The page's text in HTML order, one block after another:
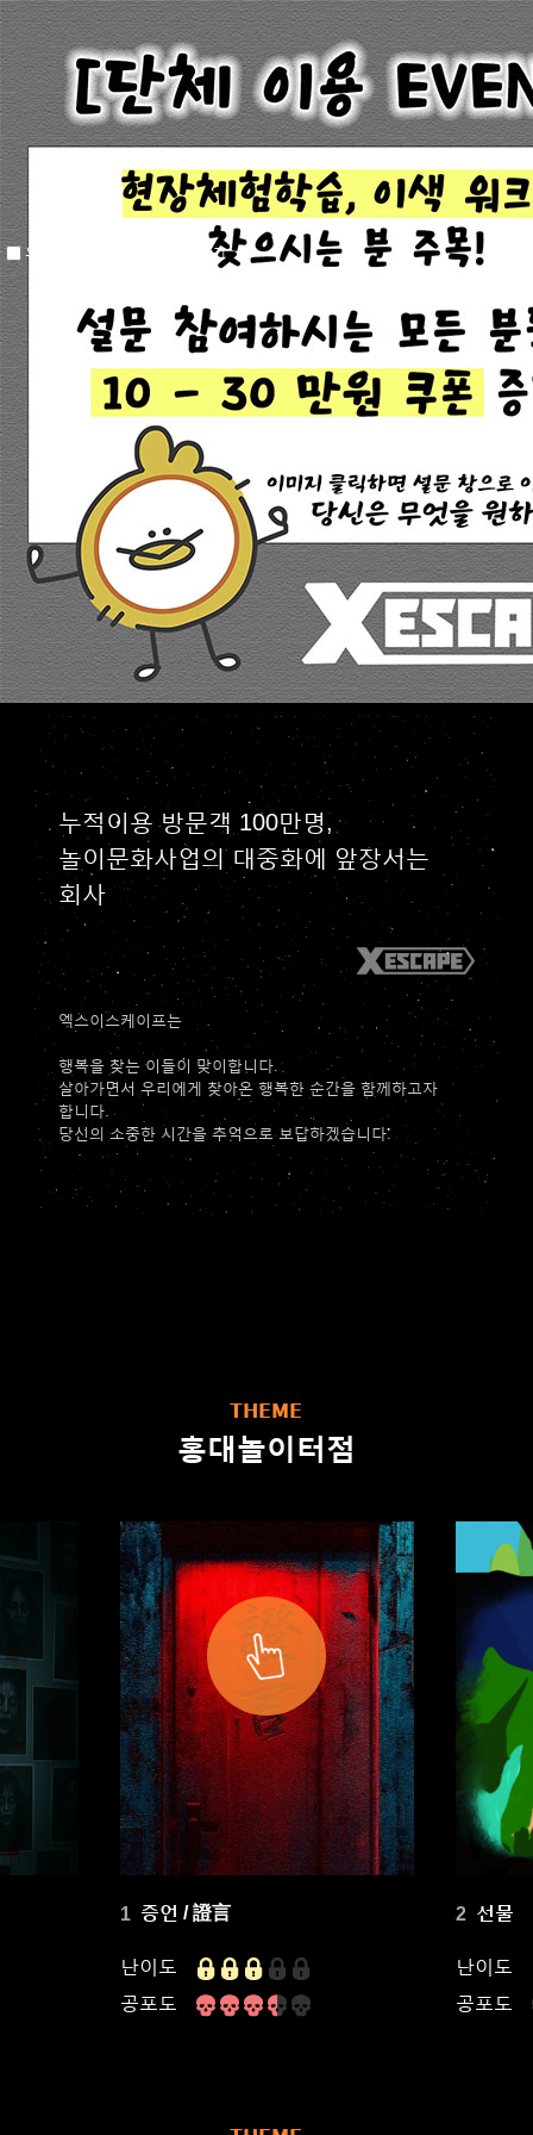
누적이용 방문객 100만명,
놀이문화사업의 대중화에 앞장서는
회사
엑스이스케이프는
행복을 찾는 이들이 맞이합니다.
살아가면서 우리에게 찾아온 행복한 순간을 함께하고자
합니다.
당신의 소중한 시간을 추억으로 보답하겠습니다.
THEME
홍대놀이터점
1 증언 / 證言
난이도
공포도
2 선물
난이도
공포도
오늘하루 창을 열지 않음 창닫기